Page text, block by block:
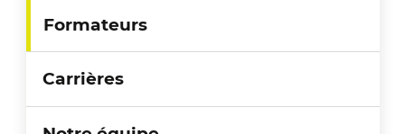
Formateurs
Carrières